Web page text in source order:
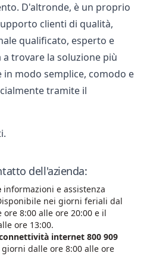
D'altronde, è un proprio
clienti di qualità,
qualificato, esperto e
trovare la soluzione più
in modo semplice, comodo e
tramite il
dell'azienda:
informazioni e assistenza
nei giorni feriali dal
8:00 alle ore 20:00 e il
ore 13:00.
internet 800 909
dalle ore 8:00 alle ore